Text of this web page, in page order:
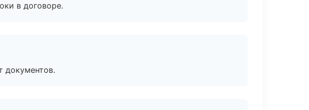
в договоре.
документов.